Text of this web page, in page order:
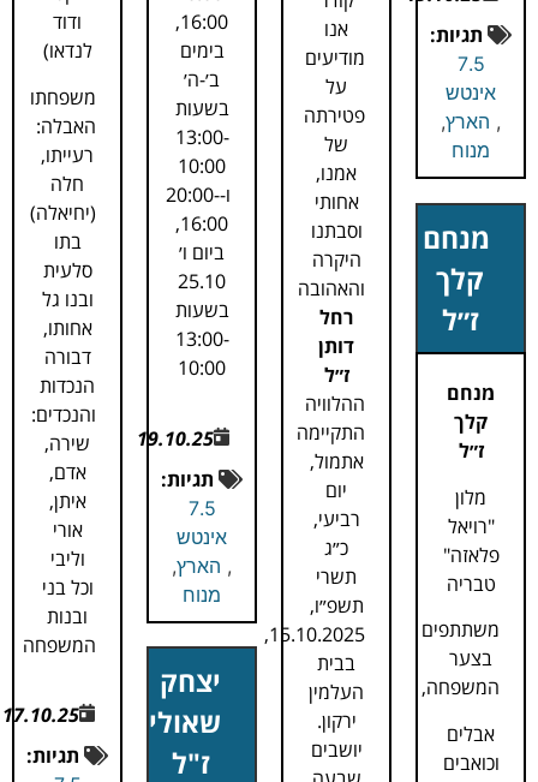
תגיות:
7.5
אינטש
, הארץ,
מנוח
16:00,
בימים
ב׳-ה׳
בשעות
13:00-
10:00
ו-20:00-
16:00,
ביום ו׳
25.10
בשעות
13:00-
10:00
19.10.25
תגיות:
7.5
אינטש
, הארץ,
מנוח
ודוד
לנדאו)
משפחתו
האבלה:
רעייתו,
חלה
(יחיאלה)
בתו
סלעית
ובנו גל
אחותו,
דבורה
הנכדות
והנכדים:
שירה,
אדם,
איתן,
אורי
וליבי
וכל בני
ובנות
המשפחה
17.10.25
תגיות:
אנו
מודיעים
על
פטירתה
של
אמנו,
אחותי
וסבתנו
היקרה
והאהובה
רחל
דותן
ז״ל
ההלוויה
התקיימה
אתמול,
יום
רביעי,
כ״ג
תשרי
תשפ״ו,
15.10.2025,
בבית
העלמין
ירקון.
יושבים
מנחם
קלך
ז״ל
מנחם
קלך
ז״ל
מלון
"רויאל
פלאזה"
טבריה
משתתפים
בצער
המשפחה,
אבלים
וכואבים
יצחק
שאולי
ז"ל